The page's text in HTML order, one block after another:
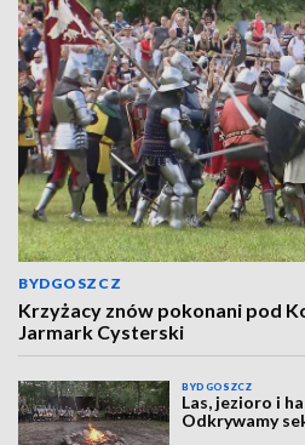
BYDGOSZCZ
Krzyżacy znów pokonani pod
Jarmark Cysterski
BYDGOSZCZ
Las, jezioro i
Odkrywamy